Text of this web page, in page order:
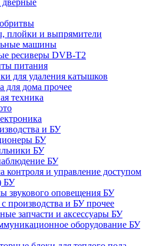
дверные
и выпрямители
машины
ресиверы DVB-T2
питания
для удаления катышков
для дома прочее
техника
и БУ
БУ
БУ
БУ
контроля и управление доступом
БУ
звукового оповещения БУ
производства и БУ прочее
запчасти и аксессуары БУ
оборудование БУ